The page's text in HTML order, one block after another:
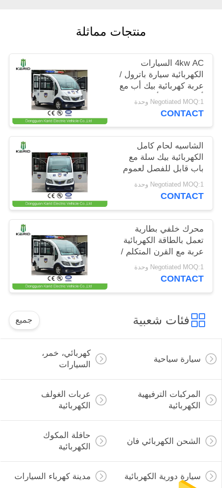
سياسة
الخصوصية
منتجات مماثلة
4kw AC السيارات
الكهربائية سيارة باترول /
عربة كهربائية بيك أب مع
أعلى مصباح أبعاد
المصباح مصغرة
Negotiated MOQ:1 وحدة
CONTACT
الشاسيه لحام كامل
الكهربائية بيك سلة مع
باب قابل للفصل لعموم
منطقة دورية
Negotiated MOQ:1 وحدة
CONTACT
محرك خلفي بطارية
تعمل بالطاقة الكهربائية
عربة مع القرن المتكلم /
المقصورة الركاب
المغلقة
Negotiated MOQ:1 وحدة
CONTACT
فئات شعبية جميع
سيارة سياحية
كهربائي، خمر،
السيارات
المركبات الترفيهية
الكهربائية
عربات الغولف
الكهربائية
الشحن الكهربائي فان
حافلة المكوك
الكهربائية
سيارة دورية الكهربائية مدينة كهرباء السيارات